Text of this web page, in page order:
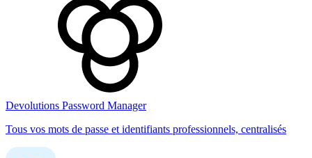
Devolutions Password Manager
Tous vos mots de passe et identifiants professionnels, centralisés